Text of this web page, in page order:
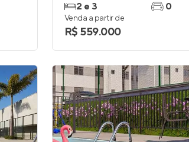
2 e 3
0
Venda a partir de
R$ 559.000